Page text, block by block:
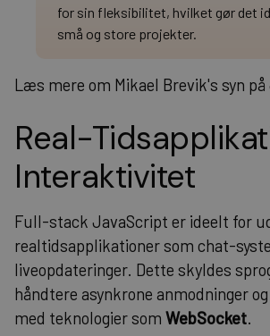
for sin fleksibilitet, hvilket gør det
små og store projekter.
Læs mere om Mikael Brevik's syn
Real-
Interaktivitet
Full-stack JavaScript er ideelt for
realtidsapplikationer som chat-
liveopdateringer. Dette skyldes
håndtere asynkrone anmodninger
med teknologier som WebSocket.